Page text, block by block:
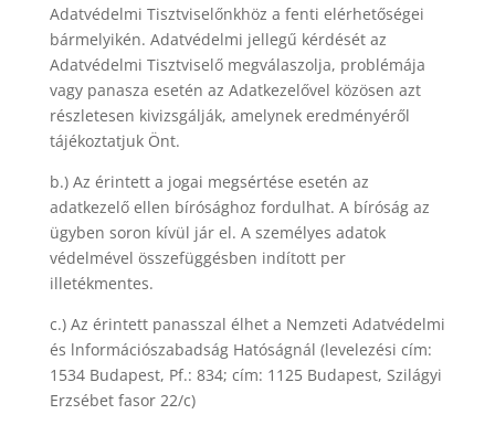
Adatvédelmi Tisztviselőnkhöz a fenti elérhetőségei
bármelyikén. Adatvédelmi jellegű kérdését az
Adatvédelmi Tisztviselő megválaszolja, problémája
vagy panasza esetén az Adatkezelővel közösen azt
részletesen kivizsgálják, amelynek eredményéről
tájékoztatjuk Önt.
b.) Az érintett a jogai megsértése esetén az
adatkezelő ellen bírósághoz fordulhat. A bíróság az
ügyben soron kívül jár el. A személyes adatok
védelmével összefüggésben indított per
illetékmentes.
c.) Az érintett panasszal élhet a Nemzeti Adatvédelmi
és lnformációszabadság Hatóságnál (levelezési cím:
1534 Budapest, Pf.: 834; cím: 1125 Budapest, Szilágyi
Erzsébet fasor 22/c)